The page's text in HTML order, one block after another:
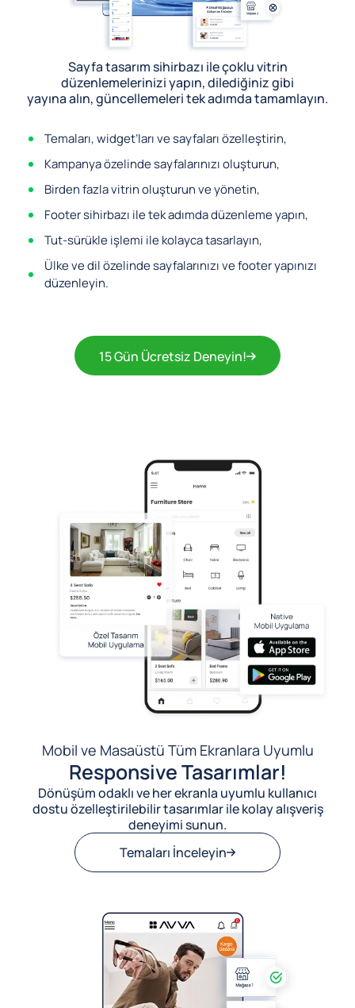
Sayfa tasarım sihirbazı ile çoklu vitrin
düzenlemelerinizi yapın, dilediğiniz gibi
yayına alın, güncellemeleri tek adımda tamamlayın.
Temaları, widget’ları ve sayfaları özelleştirin,
Kampanya özelinde sayfalarınızı oluşturun,
Birden fazla vitrin oluşturun ve yönetin,
Footer sihirbazı ile tek adımda düzenleme yapın,
Tut-sürükle işlemi ile kolayca tasarlayın,
Ülke ve dil özelinde sayfalarınızı ve footer yapınızı
düzenleyin.
15 Gün Ücretsiz Deneyin!
Mobil ve Masaüstü Tüm Ekranlara Uyumlu
Responsive Tasarımlar!
Dönüşüm odaklı ve her ekranla uyumlu kullanıcı
dostu özelleştirilebilir tasarımlar ile kolay alışveriş
deneyimi sunun.
Temaları İnceleyin